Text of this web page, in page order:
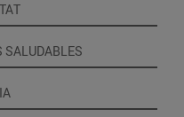
SALUDABLES